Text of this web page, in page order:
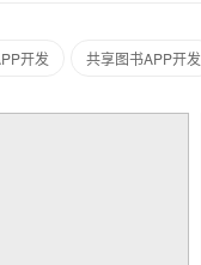
开发 共享图书APP开发